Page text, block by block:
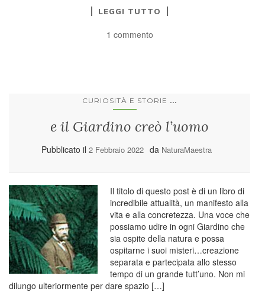
LEGGI TUTTO
1 commento
CURIOSITÀ E STORIE ...
e il Giardino creò l’uomo
Pubblicato il 2 Febbraio 2022 da NaturaMaestra
Il titolo di questo post è di un libro di
incredibile attualità, un manifesto alla
vita e alla concretezza. Una voce che
possiamo udire in ogni Giardino che
sia ospite della natura e possa
ospitarne i suoi misteri…creazione
separata e partecipata allo stesso
tempo di un grande tutt’uno. Non mi
dilungo ulteriormente per dare spazio […]